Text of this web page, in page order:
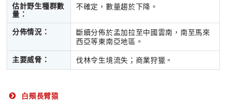
估計野生種群數
量：
不確定，數量趨於下降。
分佈情況：
斷續分佈於孟加拉至中國雲南，南至馬來
西亞等東南亞地區。
主要威脅： 伐林令生境流失；商業狩獵。
白頰長臂猿